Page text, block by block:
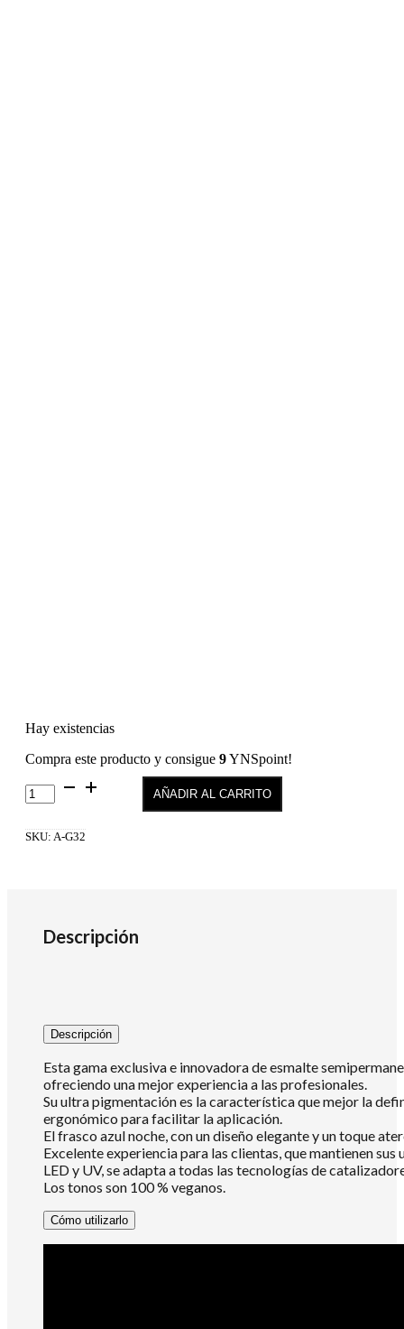
Hay existencias
Compra este producto y consigue 9YNSpoint!
The
Gel
G32
AÑADIR AL CARRITO
SKU: A-G32
Descripción
Descripción
Esta gama exclusiva e innovadora de esmalte
ofreciendo una mejor experiencia a las profesionales.
Su ultra pigmentación es la característica que mejor la
ergonómico para facilitar la aplicación.
El frasco azul noche, con un diseño elegante y un toque
Excelente experiencia para las clientas, que mantienen sus
LED y UV, se adapta a todas las tecnologías de
Los tonos son 100 % veganos.
Cómo utilizarlo